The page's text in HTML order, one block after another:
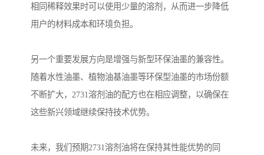
相同稀释效果时可以使用少量的溶剂，从而进一步降低
用户的材料成本和环境负担。
另一个重要发展方向是增强与新型环保油墨的兼容性。
随着水性油墨、植物油基油墨等环保型油墨的市场份额
不断扩大，2731溶剂油的配方也在相应调整，以确保在
这些新兴领域继续保持技术优势。
未来，我们预期2731溶剂油将在保持其性能优势的同